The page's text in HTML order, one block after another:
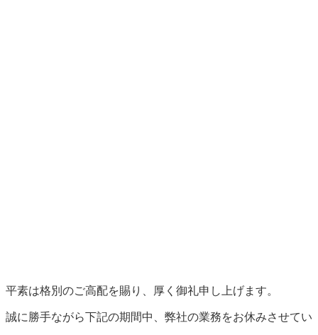
平素は格別のご高配を賜り、厚く御礼申し上げます。
誠に勝手ながら下記の期間中、弊社の業務をお休みさせてい